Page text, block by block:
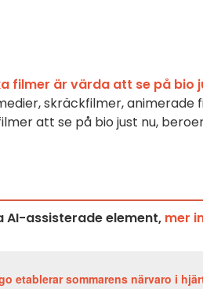
filmer är värda att se på bio
skräckfilmer,
att se på bio just nu,
AI-assisterade element, mer